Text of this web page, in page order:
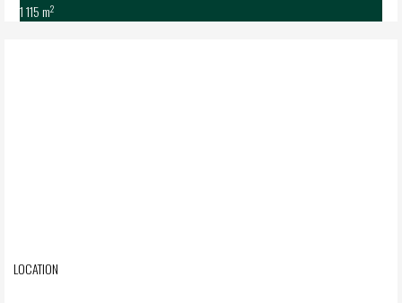
1 115 m2
LOCATION